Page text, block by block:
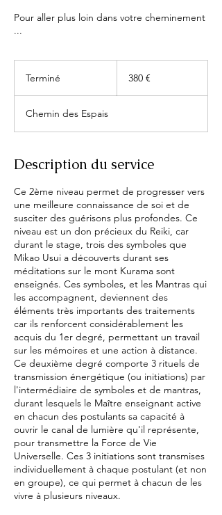
Pour aller plus loin dans votre cheminement
...
Terminé
m
i
é
380 €
Chemin des Espais
Description du service
Ce 2ème niveau permet de progresser vers
une meilleure connaissance de soi et de
susciter des guérisons plus profondes. Ce
niveau est un don précieux du Reiki, car
durant le stage, trois des symboles que
Mikao Usui a découverts durant ses
méditations sur le mont Kurama sont
enseignés. Ces symboles, et les Mantras qui
les accompagnent, deviennent des
éléments très importants des traitements
car ils renforcent considérablement les
acquis du 1er degré, permettant un travail
sur les mémoires et une action à distance.
Ce deuxième degré comporte 3 rituels de
transmission énergétique (ou initiations) par
l'intermédiaire de symboles et de mantras,
durant lesquels le Maître enseignant active
en chacun des postulants sa capacité à
ouvrir le canal de lumière qu'il représente,
pour transmettre la Force de Vie
Universelle. Ces 3 initiations sont transmises
individuellement à chaque postulant (et non
en groupe), ce qui permet à chacun de les
vivre à plusieurs niveaux.